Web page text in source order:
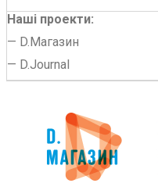
Наші проекти:
— D.Магазин
— D.Journal